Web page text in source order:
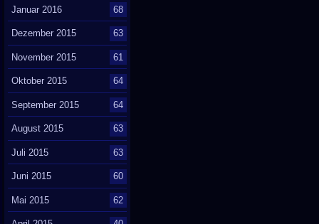
Januar 2016 68
Dezember 2015 63
November 2015 61
Oktober 2015 64
September 2015 64
August 2015 63
Juli 2015 63
Juni 2015 60
Mai 2015 62